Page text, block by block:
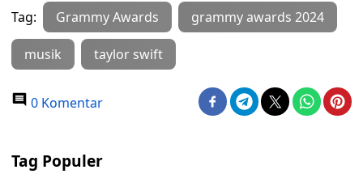
Tag: Grammy Awards grammy awards 2024
musik taylor swift
0 Komentar
Tag Populer